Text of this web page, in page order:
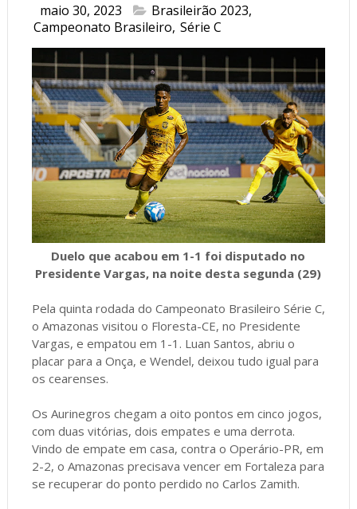
maio 30, 2023 Brasileirão 2023,
Campeonato Brasileiro, Série C
Duelo que acabou em 1-1 foi disputado no
Presidente Vargas, na noite desta segunda (29)
Pela quinta rodada do Campeonato Brasileiro Série C,
o Amazonas visitou o Floresta-CE, no Presidente
Vargas, e empatou em 1-1. Luan Santos, abriu o
placar para a Onça, e Wendel, deixou tudo igual para
os cearenses.
Os Aurinegros chegam a oito pontos em cinco jogos,
com duas vitórias, dois empates e uma derrota.
Vindo de empate em casa, contra o Operário-PR, em
2-2, o Amazonas precisava vencer em Fortaleza para
se recuperar do ponto perdido no Carlos Zamith.